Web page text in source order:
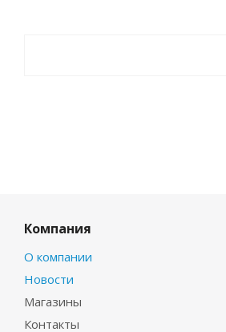
Компания
О компании
Новости
Магазины
Контакты